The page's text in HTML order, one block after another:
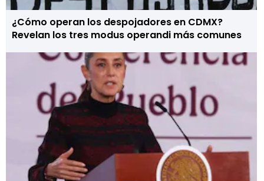
¿Cómo operan los despojadores en CDMX?
Revelan los tres modus operandi más comunes